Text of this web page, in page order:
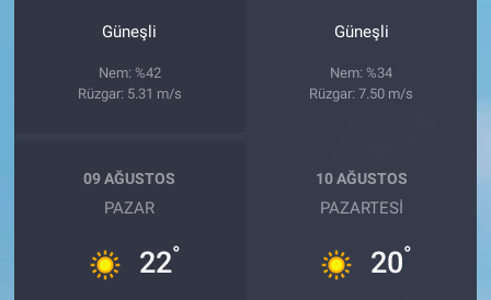
Güneşli
Nem: %42
Rüzgar: 5.31 m/s
Güneşli
Nem: %34
Rüzgar: 7.50 m/s
09 AĞUSTOS
PAZAR
22°
10 AĞUSTOS
PAZARTESI
20°